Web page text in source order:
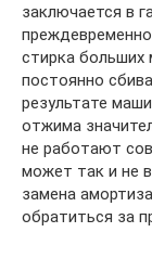
заключается в
стирка
постоянно
результате
отжима
не работают
может так и не
замена
обратиться за